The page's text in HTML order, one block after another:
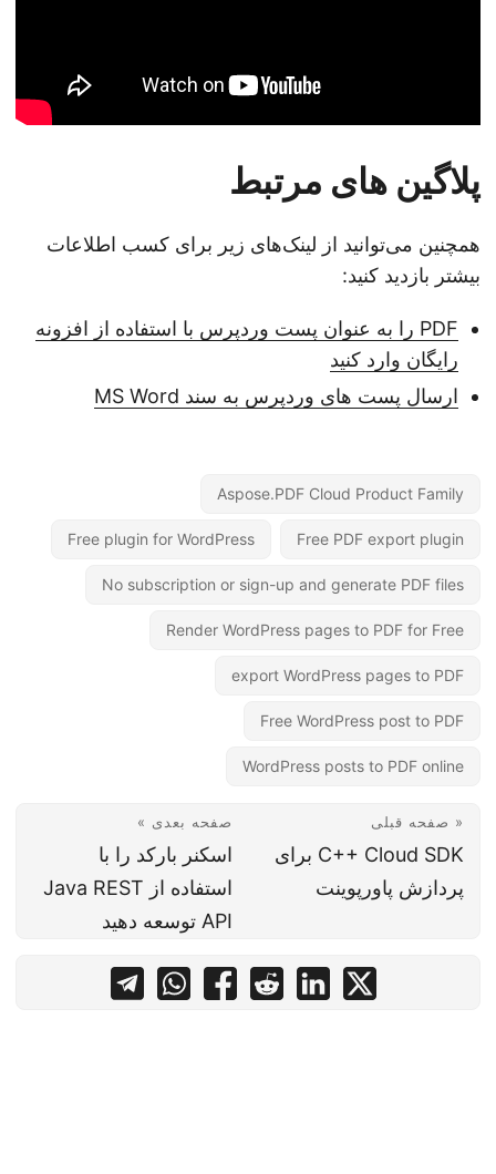
پلاگین های مرتبط
همچنین می‌توانید از لینک‌های زیر برای کسب اطلاعات
بیشتر بازدید کنید:
PDF را به عنوان پست وردپرس با استفاده از افزونه
رایگان وارد کنید
ارسال پست های وردپرس به سند MS Word
Aspose.PDF Cloud Product Family
Free PDF export plugin
Free plugin for WordPress
No subscription or sign-up and generate PDF files
Render WordPress pages to PDF for Free
export WordPress pages to PDF
Free WordPress post to PDF
WordPress posts to PDF online
« صفحه قبلی
C++ Cloud SDK برای
پردازش پاورپوینت
صفحه بعدی »
اسکنر بارکد را با
استفاده از Java REST
API توسعه دهید